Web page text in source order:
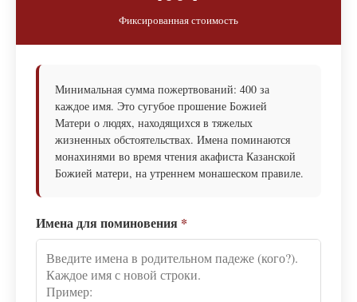
Фиксированная стоимость
Минимальная сумма пожертвований: 400 за
каждое имя. Это сугубое прошение Божией
Матери о людях, находящихся в тяжелых
жизненных обстоятельствах. Имена поминаются
монахинями во время чтения акафиста Казанской
Божией матери, на утреннем монашеском правиле.
Имена для поминовения *